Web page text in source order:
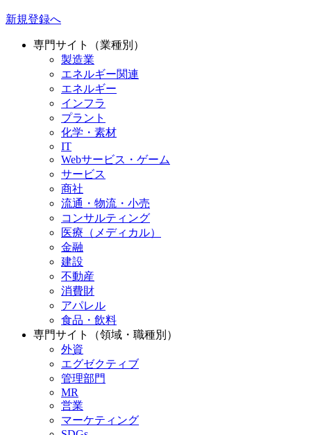
新規登録へ
専門サイト（業種別）
製造業
エネルギー関連
エネルギー
インフラ
プラント
化学・素材
IT
Webサービス・ゲーム
サービス
商社
流通・物流・小売
コンサルティング
医療（メディカル）
金融
建設
不動産
消費財
アパレル
食品・飲料
専門サイト（領域・職種別）
外資
エグゼクティブ
管理部門
MR
営業
マーケティング